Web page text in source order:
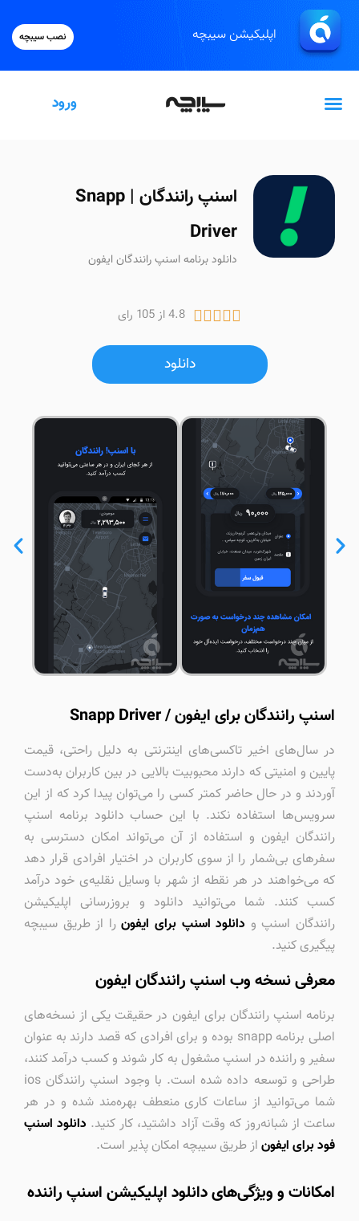
نصب سیبچه اپلیکیشن سیبچه
ورود
اسنپ رانندگان | Snapp
Driver
دانلود برنامه اسنپ رانندگان ایفون
4.8 از 105 رای 
دانلود
اسنپ رانندگان برای ایفون / Snapp Driver
در سال‌های اخیر تاکسی‌های اینترنتی به دلیل راحتی، قیمت
پایین و امنیتی که دارند محبوبیت بالایی در بین کاربران به‌دست
آوردند و در حال حاضر کمتر کسی را می‌توان پیدا کرد که از این
سرویس‌ها استفاده نکند. با این حساب دانلود برنامه اسنپ
رانندگان ایفون و استفاده از آن می‌تواند امکان دسترسی به
سفرهای بی‌شمار را از سوی کاربران در اختیار افرادی قرار دهد
که می‌خواهند در هر نقطه از شهر با وسایل نقلیه‌ی خود درآمد
کسب کنند. شما می‌توانید دانلود و بروزرسانی اپلیکیشن
رانندگان اسنپ و دانلود اسنپ برای ایفونرا از طریق سیبچه
پیگیری کنید.
معرفی نسخه وب اسنپ رانندگان ایفون
برنامه اسنپ رانندگان برای ایفون در حقیقت یکی از نسخه‌های
اصلی برنامه snapp بوده و برای افرادی که قصد دارند به عنوان
سفیر و راننده در اسنپ مشغول به کار شوند و کسب درآمد کنند،
طراحی و توسعه داده شده است. با وجود اسنپ رانندگان ios
شما می‌توانید از ساعات کاری منعطف بهره‌مند شده و در هر
ساعت از شبانه‌روز که وقت آزاد داشتید، کار کنید. دانلود اسنپ
فود برای ایفون از طریق سیبچه امکان پذیر است.
امکانات و ویژگی‌های دانلود اپلیکیشن اسنپ راننده